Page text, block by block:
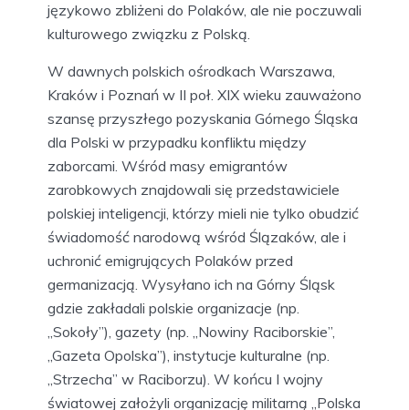
językowo zbliżeni do Polaków, ale nie poczuwali
kulturowego związku z Polską.
W dawnych polskich ośrodkach Warszawa,
Kraków i Poznań w II poł. XIX wieku zauważono
szansę przyszłego pozyskania Górnego Śląska
dla Polski w przypadku konfliktu między
zaborcami. Wśród masy emigrantów
zarobkowych znajdowali się przedstawiciele
polskiej inteligencji, którzy mieli nie tylko obudzić
świadomość narodową wśród Ślązaków, ale i
uchronić emigrujących Polaków przed
germanizacją. Wysyłano ich na Górny Śląsk
gdzie zakładali polskie organizacje (np.
„Sokoły”), gazety (np. „Nowiny Raciborskie”,
„Gazeta Opolska”), instytucje kulturalne (np.
„Strzecha” w Raciborzu). W końcu I wojny
światowej założyli organizację militarną „Polska